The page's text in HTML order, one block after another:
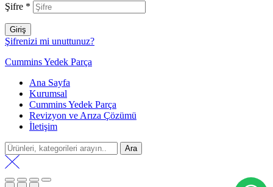
Şifre *
Giriş
Şifrenizi mi unuttunuz?
Cummins Yedek Parça
Ana Sayfa
Kurumsal
Cummins Yedek Parça
Revizyon ve Arıza Çözümü
İletişim
Search
for:
Ara